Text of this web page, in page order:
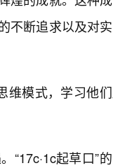
不断追求以及对
维模式，学习他
起草口”的